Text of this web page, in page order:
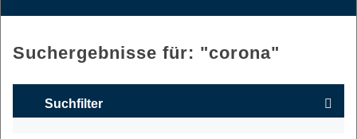
Suchergebnisse für: "corona"
Suchfilter